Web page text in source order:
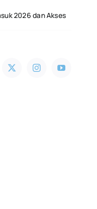
Harga Tiket